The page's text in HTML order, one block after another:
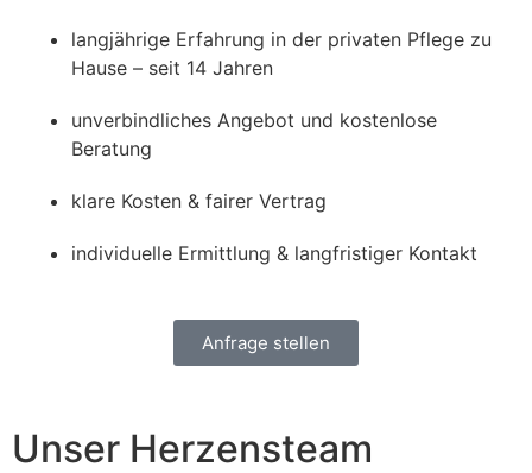
langjährige Erfahrung in der privaten Pflege zu
Hause – seit 14 Jahren
unverbindliches Angebot und kostenlose
Beratung
klare Kosten & fairer Vertrag
individuelle Ermittlung & langfristiger Kontakt
Anfrage stellen
Unser Herzensteam